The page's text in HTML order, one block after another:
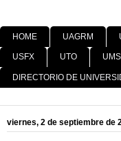
HOME UAGRM
USFX UTO
DIRECTORIO DE
viernes, 2 de septiembre de